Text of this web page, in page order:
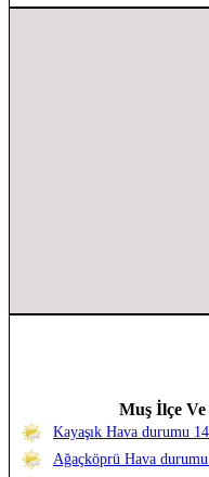
Muş İlçe
Kayaşık Hava durumu
Ağaçköprü Hava